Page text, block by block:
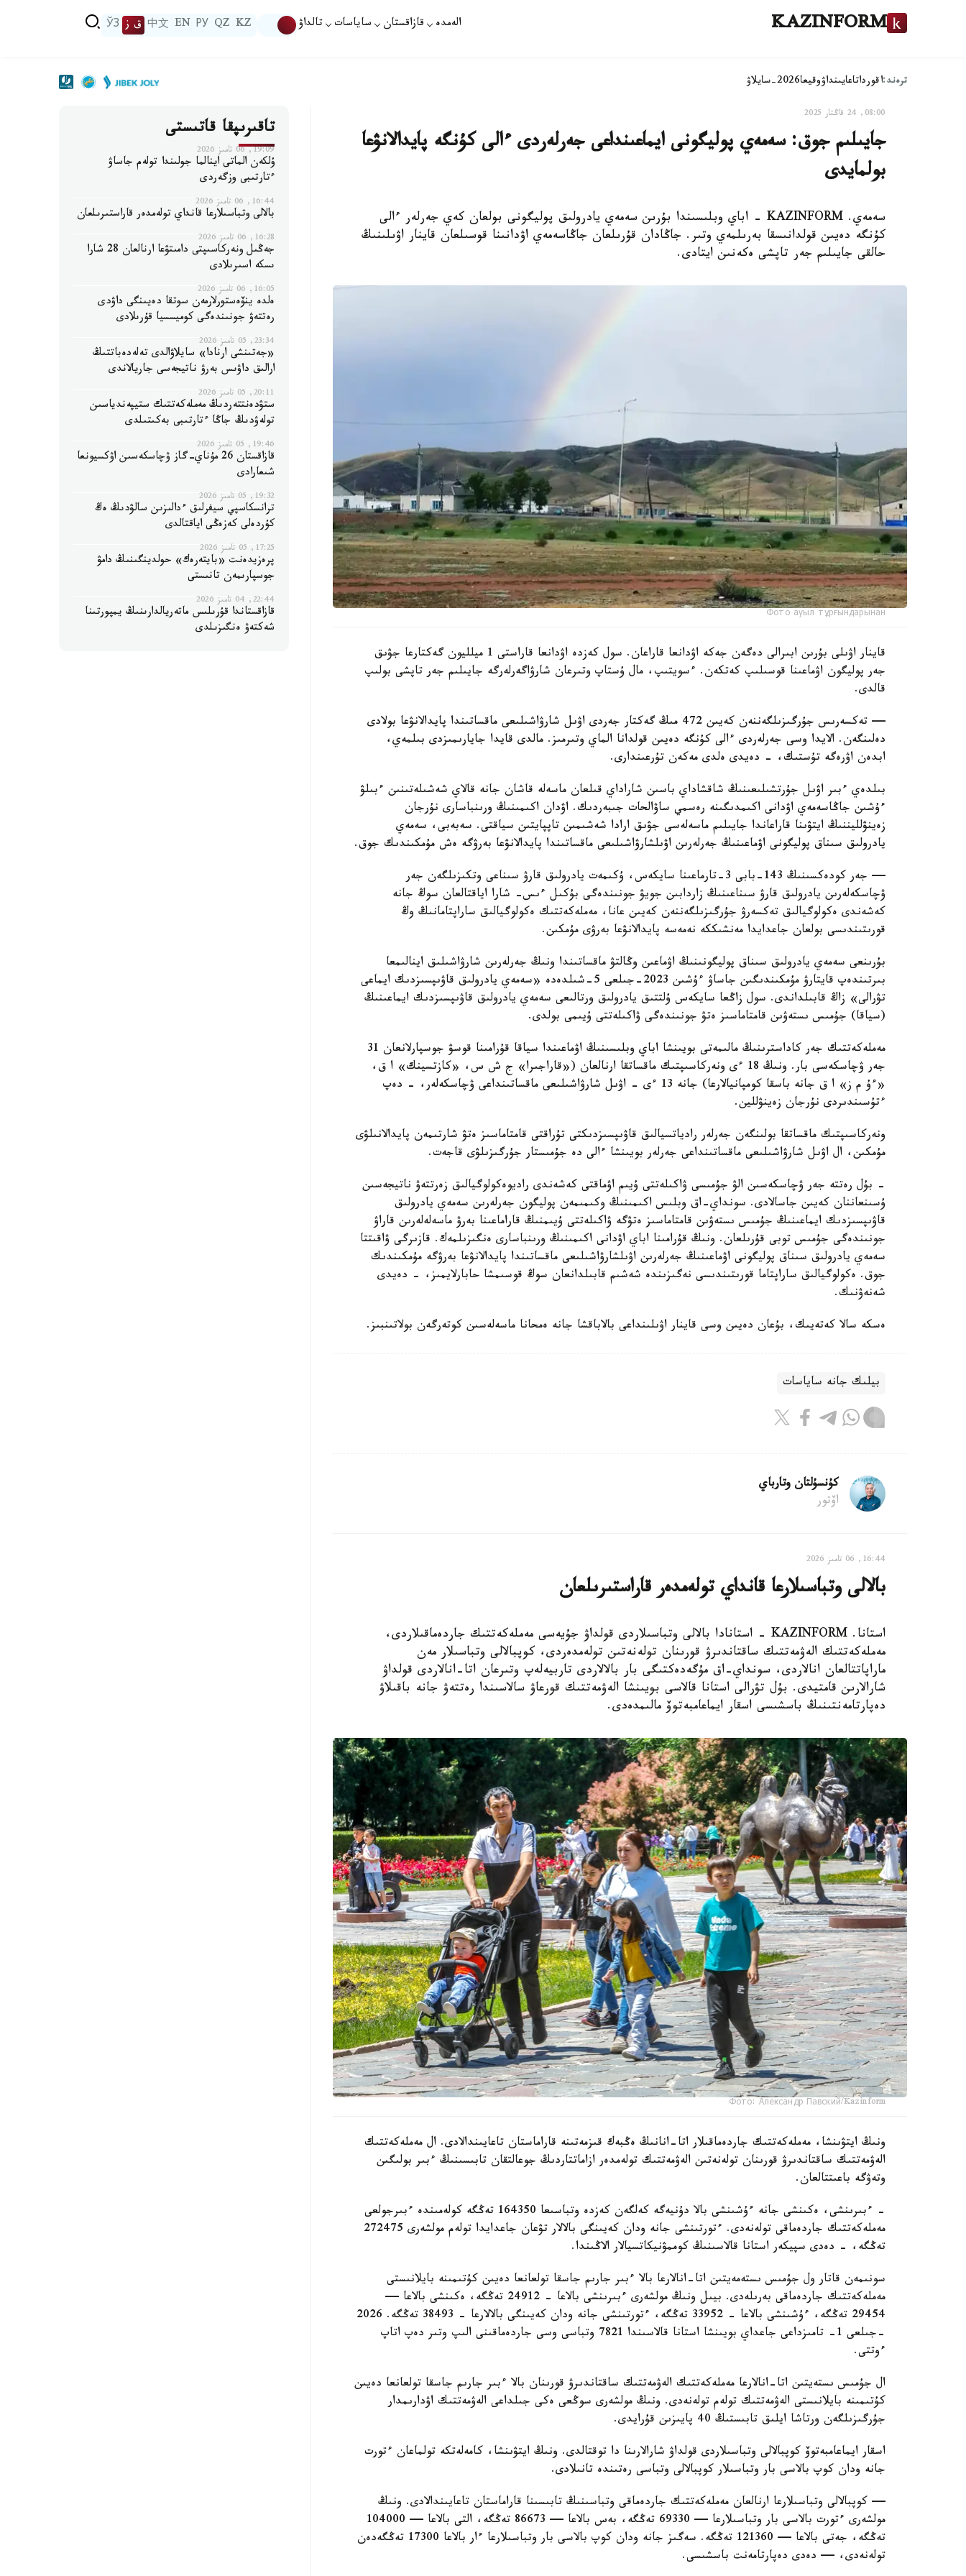
KAZINFORM الەمدە قازاقستان ساياسات تالداۋ KZ
QZ
РУ
EN
中文 ق ز ЎЗ
ترەند:اقورداتاعايىنداۋوقيعا2026-سايلاۋ
08:00, 24 قاڭتار 2025
جايىلىم جوق: سەمەي پوليگونى ايماعىنداعى جەرلەردى ءالى كۇنگە پايدالانۋعا
بولمايدى
سەمەي. KAZINFORM - اباي وبلىسىندا بۇرىن سەمەي يادرولىق پوليگونى بولعان كەي جەرلەر ءالى
كۇنگە دەيىن قولدانىسقا بەرىلمەي وتىر. جاڭادان قۇرىلعان جاڭاسەمەي اۋدانىنا قوسىلعان قاينار اۋىلىنىڭ
حالقى جايىلىم جەر تاپشى ەكەنىن ايتادى.
Фото ауыл тұрғындарынан
قاينار اۋىلى بۇرىن ابىرالى دەگەن جەكە اۋدانعا قاراعان. سول كەزدە اۋدانعا قاراستى 1 ميلليون گەكتارعا جۋىق
جەر پوليگون اۋماعىنا قوسىلىپ كەتكەن. ءسويتىپ، مال ۇستاپ وتىرعان شارۋاگەرلەرگە جايىلىم جەر تاپشى بولىپ
قالدى.
— تەكسەرىس جۇرگىزىلگەننەن كەيىن 472 مىڭ گەكتار جەردى اۋىل شارۋاشىلىعى ماقساتىندا پايدالانۋعا بولادى
دەلىنگەن. الايدا وسى جەرلەردى ءالى كۇنگە دەيىن قولدانا الماي وتىرمىز. مالدى قايدا جايارىمىزدى بىلمەي،
ابدەن اۋرەگە تۇستىك، - دەيدى ەلدى مەكەن تۇرعىندارى.
بىلدەي ءبىر اۋىل جۇرتشىلىعىنىڭ شاقشاداي باسىن شاراداي قىلعان ماسەلە قاشان جانە قالاي شەشىلەتىنىن ءبىلۋ
ءۇشىن جاڭاسەمەي اۋدانى اكىمدىگىنە رەسمي ساۋالحات جىبەردىك. اۋدان اكىمىنىڭ ورىنباسارى نۇرجان
زەينۋلليننىڭ ايتۋىنا قاراعاندا جايىلىم ماسەلەسى جۋىق ارادا شەشىمىن تاپپايتىن سياقتى. سەبەبى، سەمەي
يادرولىق سىناق پوليگونى اۋماعىنىڭ جەرلەرىن اۋىلشارۋاشىلىعى ماقساتىندا پايدالانۋعا بەرۋگە ەش مۇمكىندىك جوق.
— جەر كودەكسىنىڭ 143-بابى 3-تارماعىنا سايكەس، ۇكىمەت يادرولىق قارۋ سىناعى وتكىزىلگەن جەر
ۋچاسكەلەرىن يادرولىق قارۋ سىناعىنىڭ زاردابىن جويۋ جونىندەگى بۇكىل ءىس- شارا اياقتالعان سوڭ جانە
كەشەندى ەكولوگيالىق تەكسەرۋ جۇرگىزىلگەننەن كەيىن عانا، مەملەكەتتىك ەكولوگيالىق ساراپتامانىڭ وڭ
قورىتىندىسى بولعان جاعدايدا مەنشىككە نەمەسە پايدالانۋعا بەرۋى مۇمكىن.
بۇرىنعى سەمەي يادرولىق سىناق پوليگونىنىڭ اۋماعىن وڭالتۋ ماقساتىندا ونىڭ جەرلەرىن شارۋاشىلىق اينالىمعا
بىرتىندەپ قايتارۋ مۇمكىندىگىن جاساۋ ءۇشىن 2023-جىلعى 5-شىلدەدە «سەمەي يادرولىق قاۋىپسىزدىك ايماعى
تۋرالى» زاڭ قابىلداندى. سول زاڭعا سايكەس ۇلتتىق يادرولىق ورتالىعى سەمەي يادرولىق قاۋىپسىزدىك ايماعىنىڭ
(سياقا) جۇمىس ىستەۋىن قامتاماسىز ەتۋ جونىندەگى ۋاكىلەتتى ۇيىمى بولدى.
مەملەكەتتىك جەر كاداسترىنىڭ مالىمەتى بويىنشا اباي وبلىسىنىڭ اۋماعىندا سياقا قۇرامىنا قوسۋ جوسپارلانعان 31
جەر ۋچاسكەسى بار. ونىڭ 18 ءى ونەركاسىپتىك ماقساتقا ارنالعان («قاراجىرا» ج ش س، «كازتسينك» ا ق،
«ءۇ م ز» ا ق جانە باسقا كومپانيالارعا) جانە 13 ءى - اۋىل شارۋاشىلىعى ماقساتىنداعى ۋچاسكەلەر، - دەپ
ءتۇسىندىردى نۇرجان زەينۋللين.
ونەركاسىپتىك ماقساتقا بولىنگەن جەرلەر رادياتسيالىق قاۋىپسىزدىكتى تۇراقتى قامتاماسىز ەتۋ شارتىمەن پايدالانىلۋى
مۇمكىن، ال اۋىل شارۋاشىلىعى ماقساتىنداعى جەرلەر بويىنشا ءالى دە جۇمىستار جۇرگىزىلۋى قاجەت.
- بۇل رەتتە جەر ۋچاسكەسىن الۋ جۇمىسى ۋاكىلەتتى ۇيىم اۋماقتى كەشەندى راديوەكولوگيالىق زەرتتەۋ ناتيجەسىن
ۇسىنعاننان كەيىن جاسالادى. سونداي-اق وبلىس اكىمىنىڭ وكىمىمەن پوليگون جەرلەرىن سەمەي يادرولىق
قاۋىپسىزدىك ايماعىنىڭ جۇمىس ىستەۋىن قامتاماسىز ەتۋگە ۋاكىلەتتى ۇيىمنىڭ قاراماعىنا بەرۋ ماسەلەلەرىن قاراۋ
جونىندەگى جۇمىس توبى قۇرىلعان. ونىڭ قۇرامىنا اباي اۋدانى اكىمىنىڭ ورىنباسارى ەنگىزىلمەك. قازىرگى ۋاقىتتا
سەمەي يادرولىق سىناق پوليگونى اۋماعىنىڭ جەرلەرىن اۋىلشارۋاشىلىعى ماقساتىندا پايدالانۋعا بەرۋگە مۇمكىندىك
جوق. ەكولوگيالىق ساراپتاما قورىتىندىسى نەگىزىندە شەشىم قابىلدانعان سوڭ قوسىمشا حابارلايمىز، - دەيدى
شەنەۋنىك.
ەسكە سالا كەتەيىك، بۇعان دەيىن وسى قاينار اۋىلىنداعى بالاباقشا جانە ەمحانا ماسەلەسىن كوتەرگەن بولاتىنبىز.
بيلىك جانە ساياسات
كۇنسۇلتان وتارباي
اۆتور
16:44, 06 تامىز 2026
بالالى وتباسىلارعا قانداي تولەمدەر قاراستىرىلعان
استانا. KAZINFORM - استانادا بالالى وتباسىلاردى قولداۋ جۇيەسى مەملەكەتتىك جاردەماقىلاردى،
مەملەكەتتىك الەۋمەتتىك ساقتاندىرۋ قورىنان تولەنەتىن تولەمدەردى، كوپبالالى وتباسىلار مەن
ماراپاتتالعان انالاردى، سونداي-اق مۇگەدەكتىگى بار بالالاردى تاربيەلەپ وتىرعان اتا-انالاردى قولداۋ
شارالارىن قامتيدى. بۇل تۋرالى استانا قالاسى بويىنشا الەۋمەتتىك قورعاۋ سالاسىندا رەتتەۋ جانە باقىلاۋ
دەپارتامەنتىنىڭ باسشىسى اسقار ايماعامبەتوۆ مالىمدەدى.
Фото: Александр Павский/Kazinform
ونىڭ ايتۋىنشا، مەملەكەتتىك جاردەماقىلار اتا-انانىڭ ەڭبەك قىزمەتىنە قاراماستان تاعايىندالادى. ال مەملەكەتتىك
الەۋمەتتىك ساقتاندىرۋ قورىنان تولەنەتىن الەۋمەتتىك تولەمدەر ازاماتتاردىڭ جوعالتقان تابىسىنىڭ ءبىر بولىگىن
وتەۋگە باعىتتالعان.
- ءبىرىنشى، ەكىنشى جانە ءۇشىنشى بالا دۇنيەگە كەلگەن كەزدە وتباسىعا 164350 تەڭگە كولەمىندە ءبىرجولعى
مەملەكەتتىك جاردەماقى تولەنەدى. ءتورتىنشى جانە ودان كەيىنگى بالالار تۋعان جاعدايدا تولەم مولشەرى 272475
تەڭگە، - دەدى سپيكەر استانا قالاسىنىڭ كوممۋنيكاتسيالار الاڭىندا.
سونىمەن قاتار ول جۇمىس ىستەمەيتىن اتا-انالارعا بالا ءبىر جارىم جاسقا تولعانعا دەيىن كۇتىمىنە بايلانىستى
مەملەكەتتىك جاردەماقى بەرىلەدى. بيىل ونىڭ مولشەرى ءبىرىنشى بالاعا - 24912 تەڭگە، ەكىنشى بالاعا —
29454 تەڭگە، ءۇشىنشى بالاعا - 33952 تەڭگە، ءتورتىنشى جانە ودان كەيىنگى بالالارعا - 38493 تەڭگە. 2026
-جىلعى 1- تامىزداعى جاعداي بويىنشا استانا قالاسىندا 7821 وتباسى وسى جاردەماقىنى الىپ وتىر دەپ اتاپ
ءوتتى.
ال جۇمىس ىستەيتىن اتا-انالارعا مەملەكەتتىك الەۋمەتتىك ساقتاندىرۋ قورىنان بالا ءبىر جارىم جاسقا تولعانعا دەيىن
كۇتىمىنە بايلانىستى الەۋمەتتىك تولەم تولەنەدى. ونىڭ مولشەرى سوڭعى ەكى جىلداعى الەۋمەتتىك اۋدارىمدار
جۇرگىزىلگەن ورتاشا ايلىق تابىستىڭ 40 پايىزىن قۇرايدى.
اسقار ايماعامبەتوۆ كوپبالالى وتباسىلاردى قولداۋ شارالارىنا دا توقتالدى. ونىڭ ايتۋىنشا، كامەلەتكە تولماعان ءتورت
جانە ودان كوپ بالاسى بار وتباسىلار كوپبالالى وتباسى رەتىندە تانىلادى.
— كوپبالالى وتباسىلارعا ارنالعان مەملەكەتتىك جاردەماقى وتباسىنىڭ تابىسىنا قاراماستان تاعايىندالادى. ونىڭ
مولشەرى ءتورت بالاسى بار وتباسىلارعا — 69330 تەڭگە، بەس بالاعا — 86673 تەڭگە، التى بالاعا — 104000
تەڭگە، جەتى بالاعا — 121360 تەڭگە. سەگىز جانە ودان كوپ بالاسى بار وتباسىلارعا ءار بالاعا 17300 تەڭگەدەن
تولەنەدى، — دەدى دەپارتامەنت باسشىسى.
تاقىرىپقا قاتىستى
19:09, 06 تامىز 2026
ۇلكەن الماتى اينالما جولىندا تولەم جاساۋ
ءتارتىبى وزگەردى
16:44, 06 تامىز 2026
بالالى وتباسىلارعا قانداي تولەمدەر قاراستىرىلعان
16:28, 06 تامىز 2026
جەڭىل ونەركاسىپتى دامىتۋعا ارنالعان 28 شارا
ىسكە اسىرىلادى
16:05, 06 تامىز 2026
ەلدە ينۆەستورلارمەن سوتقا دەيىنگى داۋدى
رەتتەۋ جونىندەگى كوميسسيا قۇرىلادى
23:34, 05 تامىز 2026
«جەتىنشى ارنادا» سايلاۋالدى تەلەدەباتتىڭ
ارالىق داۋىس بەرۋ ناتيجەسى جاريالاندى
20:11, 05 تامىز 2026
ستۋدەنتتەردىڭ مەملەكەتتىك ستيپەندياسىن
تولەۋدىڭ جاڭا ءتارتىبى بەكىتىلدى
19:46, 05 تامىز 2026
قازاقستان 26 مۇناي-گاز ۋچاسكەسىن اۋكسيونعا
شىعارادى
19:32, 05 تامىز 2026
ترانسكاسپي سيفرلىق ءدالىزىن سالۋدىڭ ەڭ
كۇردەلى كەزەڭى اياقتالدى
17:25, 05 تامىز 2026
پرەزيدەنت «بايتەرەك» حولدينگىنىڭ دامۋ
جوسپارىمەن تانىستى
22:44, 04 تامىز 2026
قازاقستاندا قۇرىلىس ماتەريالدارىنىڭ يمپورتىنا
شەكتەۋ ەنگىزىلدى